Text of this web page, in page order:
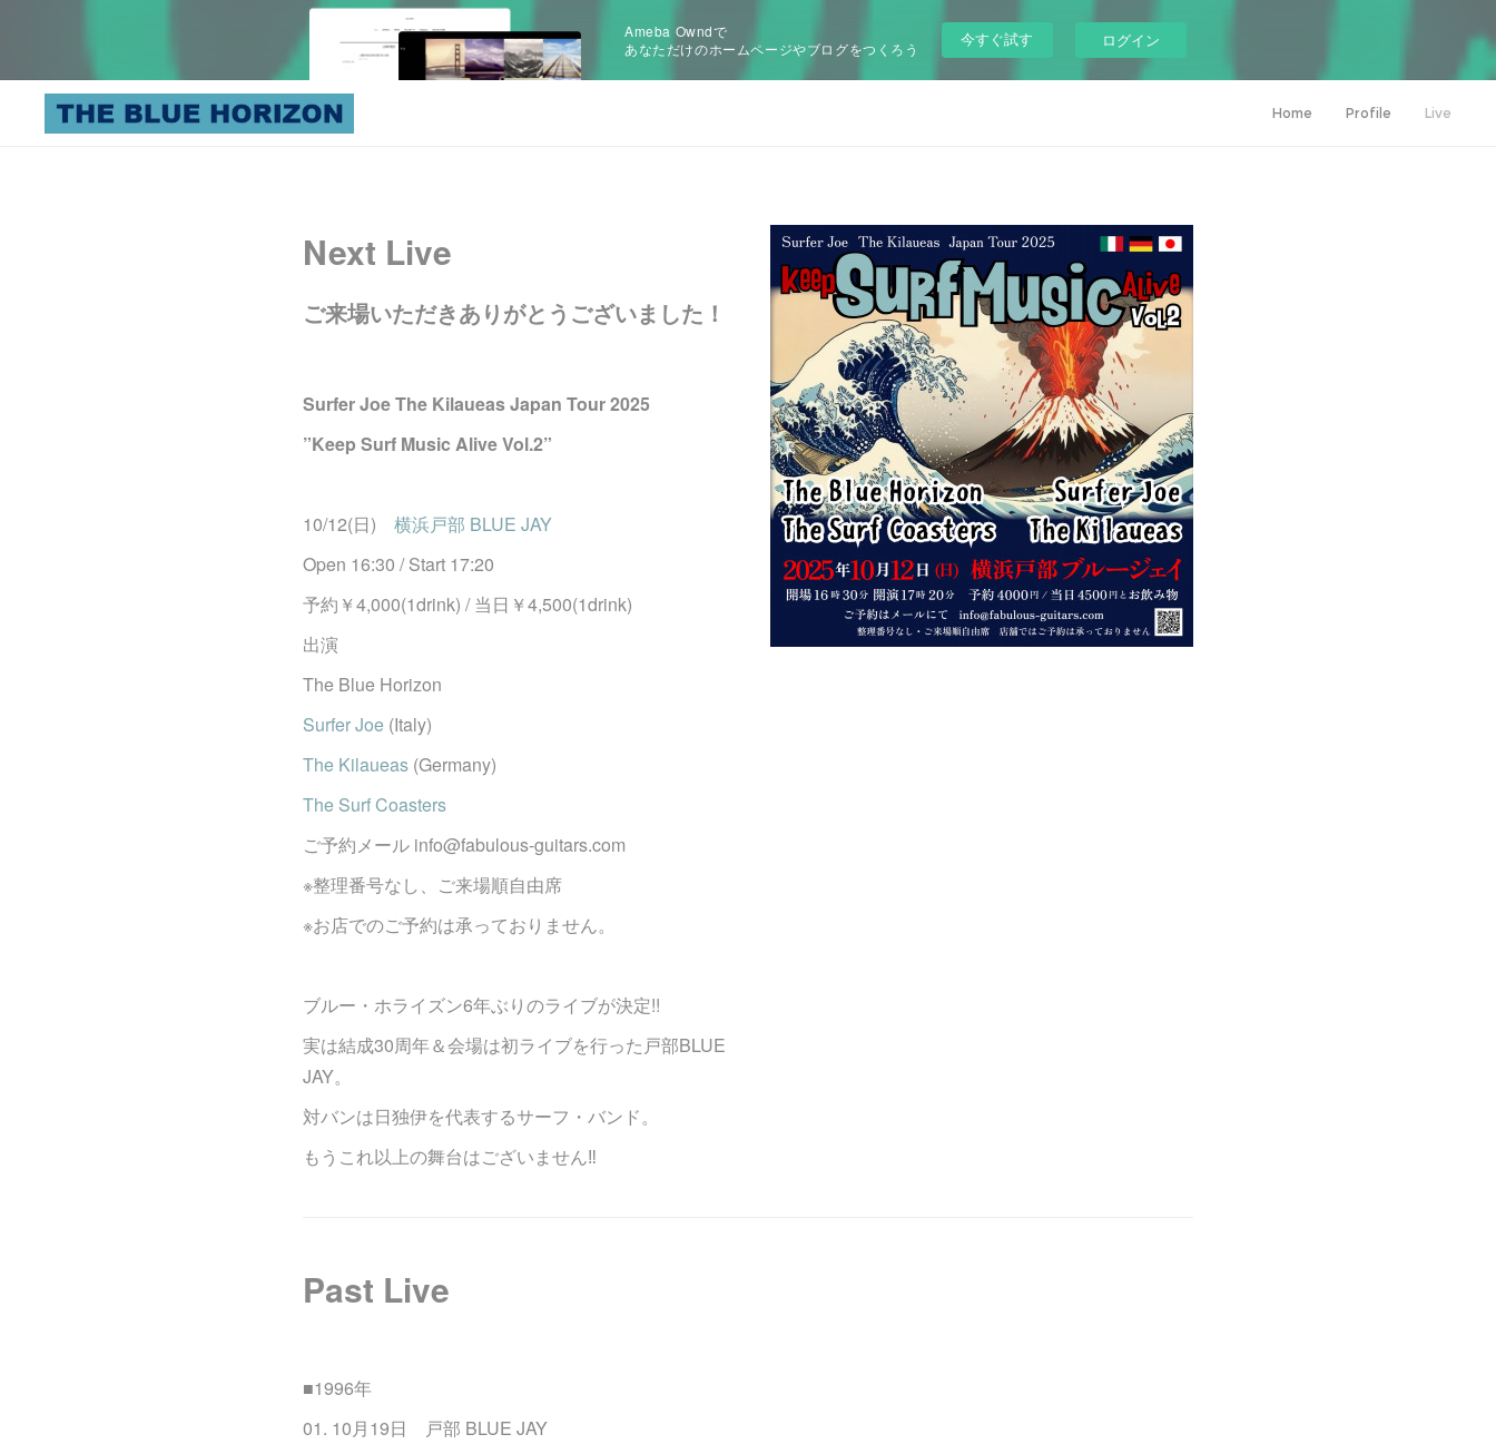
Ameba Owndで
あなただけのホームページやブログをつくろう
今すぐ試す ログイン
Home Profile Live
Next Live
ご来場いただきありがとうございました！
Surfer Joe The Kilaueas Japan Tour 2025
”Keep Surf Music Alive Vol.2”
10/12(日) 横浜戸部 BLUE JAY
Open 16:30 / Start 17:20
予約￥4,000(1drink) / 当日￥4,500(1drink)
出演
The Blue Horizon
Surfer Joe (Italy)
The Kilaueas (Germany)
The Surf Coasters
ご予約メール info@fabulous-guitars.com
※整理番号なし、ご来場順自由席
※お店でのご予約は承っておりません。
ブルー・ホライズン6年ぶりのライブが決定!!
実は結成30周年＆会場は初ライブを行った戸部BLUE
JAY。
対バンは日独伊を代表するサーフ・バンド。
もうこれ以上の舞台はございません‼︎
Past Live
■1996年
01. 10月19日 戸部 BLUE JAY